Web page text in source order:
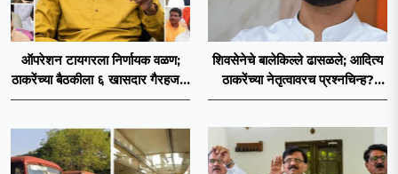
ऑपरेशन टायगरला निर्णायक वळण;
ठाकरेंच्या बैठकीला ६ खासदार गैरहजर,
थेट शिंदे सेनेत विलीन होण्याचा
शिवसेनेचे बालेकिल्ले ढासळले; आदित्य
ठाकरेंच्या नेतृत्वावरच प्रश्नचिन्ह?
ठाकरे ब्रँड नेमका कुठे चुकला?